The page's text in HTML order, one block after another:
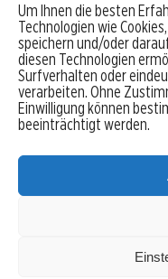
Um Ihnen die besten
Technologien wie
speichern und/oder
diesen Technologien
Surfverhalten oder
verarbeiten. Ohne
Einwilligung können
beeinträchtigt werden.
Robo-Advisor vergleichen
Depotvergleich
Festgeld vergleichen
Tagesgeld vergleichen